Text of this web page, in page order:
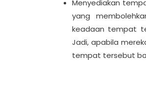
Menyediakan
yang
keadaan tempat
Jadi, apabila
tempat tersebut